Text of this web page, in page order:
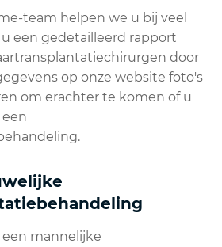
team helpen we u bij veel
een gedetailleerd rapport
door
op onze website foto's
om erachter te komen of u
mannelijke